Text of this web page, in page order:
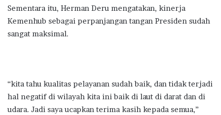
Sementara itu, Herman Deru mengatakan, kinerja
Kemenhub sebagai perpanjangan tangan Presiden sudah
sangat maksimal.
“kita tahu kualitas pelayanan sudah baik, dan tidak terjadi
hal negatif di wilayah kita ini baik di laut di darat dan di
udara. Jadi saya ucapkan terima kasih kepada semua,”